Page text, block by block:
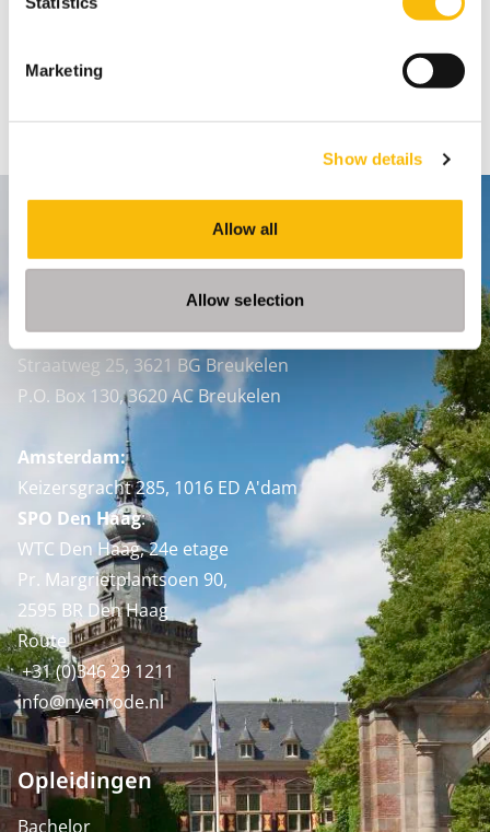
Marketing
Show details
Allow all
Allow selection
Nyenrode Business Universiteit
Breukelen:
Straatweg 25, 3621 BG Breukelen
P.O. Box 130, 3620 AC Breukelen
Amsterdam:
Keizersgracht 285, 1016 ED A'dam
SPO Den Haag:
WTC Den Haag, 24e etage
Pr. Margrietplantsoen 90,
2595 BR Den Haag
Route
+31 (0)346 29 1211
info@nyenrode.nl
Opleidingen
Bachelor